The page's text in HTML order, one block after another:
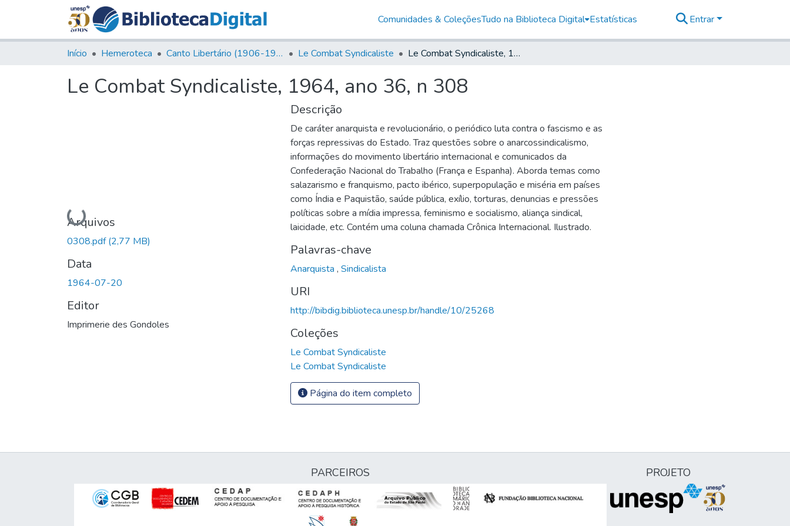
Comunidades & ColeçõesTudo na Biblioteca Digital Estatísticas Entrar
Início Hemeroteca Canto Libertário (1906-1995) Le Combat Syndicaliste Le Combat Syndicaliste, 1964, ano 36, n 308
Le Combat Syndicaliste, 1964, ano 36, n 308
Carregando...
Arquivos
0308.pdf(2,77 MB)
Data
1964-07-20
Editor
Imprimerie des Gondoles
Descrição
De caráter anarquista e revolucionário, o periódico luta contra o fascismo e as
forças repressivas do Estado. Traz questões sobre o anarcossindicalismo,
informações do movimento libertário internacional e comunicados da
Confederação Nacional do Trabalho (França e Espanha). Aborda temas como
salazarismo e franquismo, pacto ibérico, superpopulação e miséria em países
como Índia e Paquistão, saúde pública, exílio, torturas, denuncias e pressões
políticas sobre a mídia impressa, feminismo e socialismo, aliança sindical,
laicidade, etc. Contém uma coluna chamada Crônica Internacional. Ilustrado.
Palavras-chave
Anarquista , Sindicalista
URI
http://bibdig.biblioteca.unesp.br/handle/10/25268
Coleções
Le Combat Syndicaliste
Le Combat Syndicaliste
Página do item completo
PARCEIROS PROJETO